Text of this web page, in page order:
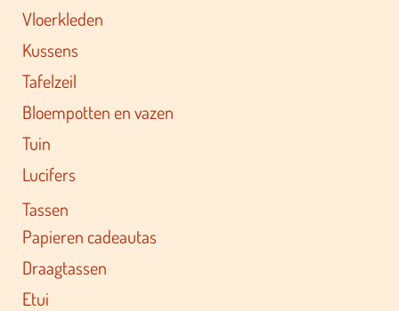
Vloerkleden
Kussens
Tafelzeil
Bloempotten en vazen
Tuin
Lucifers
Tassen
Papieren cadeautas
Draagtassen
Etui